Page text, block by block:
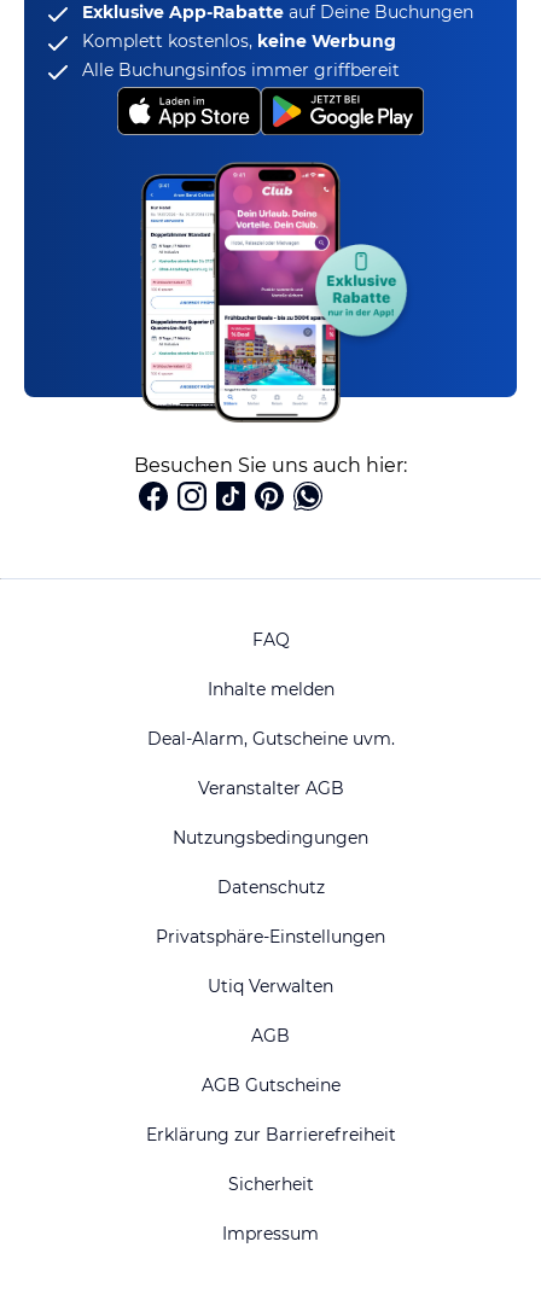
Exklusive App-Rabatte auf Deine Buchungen
Komplett kostenlos, keine Werbung
Alle Buchungsinfos immer griffbereit
Besuchen Sie uns auch hier:
FAQ
Inhalte melden
Deal-Alarm, Gutscheine uvm.
Veranstalter AGB
Nutzungsbedingungen
Datenschutz
Privatsphäre-Einstellungen
Utiq Verwalten
AGB
AGB Gutscheine
Erklärung zur Barrierefreiheit
Sicherheit
Impressum